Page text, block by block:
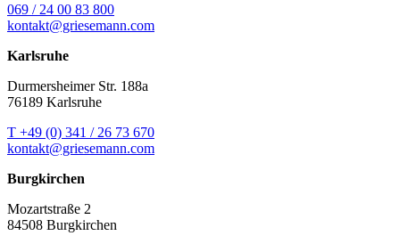
069 / 24 00 83 800
kontakt@griesemann.com
Karlsruhe
Durmersheimer Str. 188a
76189 Karlsruhe
T +49 (0) 341 / 26 73 670
kontakt@griesemann.com
Burgkirchen
Mozartstraße 2
84508 Burgkirchen